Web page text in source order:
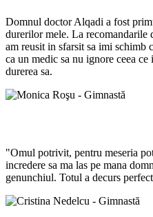
Domnul doctor Alqadi a fost
durerilor mele. La recomandarile
am reusit in sfarsit sa imi schimb
ca un medic sa nu ignore ceea
durerea sa.
"Omul potrivit, pentru meseria
incredere sa ma las pe mana
genunchiul. Totul a decurs